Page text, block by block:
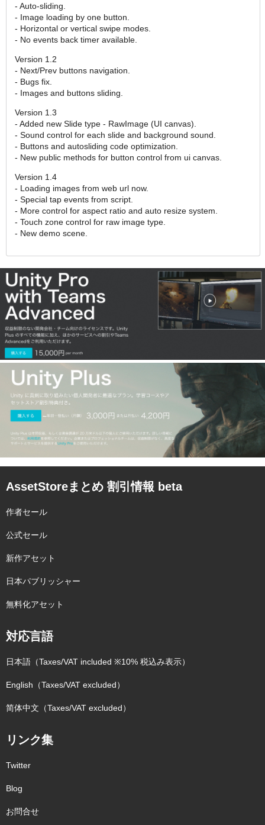
- Auto-sliding.
- Image loading by one button.
- Horizontal or vertical swipe modes.
- No events back timer available.
Version 1.2
- Next/Prev buttons navigation.
- Bugs fix.
- Images and buttons sliding.
Version 1.3
- Added new Slide type - RawImage (UI canvas).
- Sound control for each slide and background sound.
- Buttons and autosliding code optimization.
- New public methods for button control from ui canvas.
Version 1.4
- Loading images from web url now.
- Special tap events from script.
- More control for aspect ratio and auto resize system.
- Touch zone control for raw image type.
- New demo scene.
AssetStoreまとめ 割引情報 beta
作者セール
公式セール
新作アセット
日本パブリッシャー
無料化アセット
対応言語
日本語（Taxes/VAT included ※10% 税込み表示）
English（Taxes/VAT excluded）
简体中文（Taxes/VAT excluded）
リンク集
Twitter
Blog
お問合せ